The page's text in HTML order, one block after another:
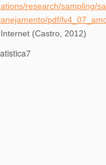
research/sampling/
pdf/
(Castro, 2012)